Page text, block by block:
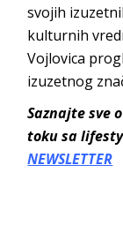
svojih
kulturnih
Vojlovica
izuzetnog
Saznajte sve
toku sa
NEWSLETTER